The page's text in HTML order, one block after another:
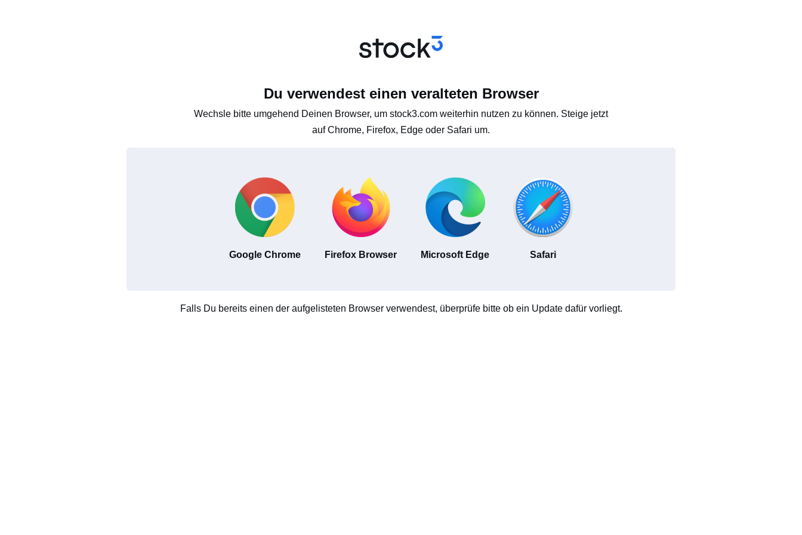
Du verwendest einen veralteten Browser
Wechsle bitte umgehend Deinen Browser, um stock3.com weiterhin nutzen zu können. Steige jetzt
auf Chrome, Firefox, Edge oder Safari um.
Google Chrome Firefox Browser Microsoft Edge Safari
Falls Du bereits einen der aufgelisteten Browser verwendest, überprüfe bitte ob ein Update dafür vorliegt.